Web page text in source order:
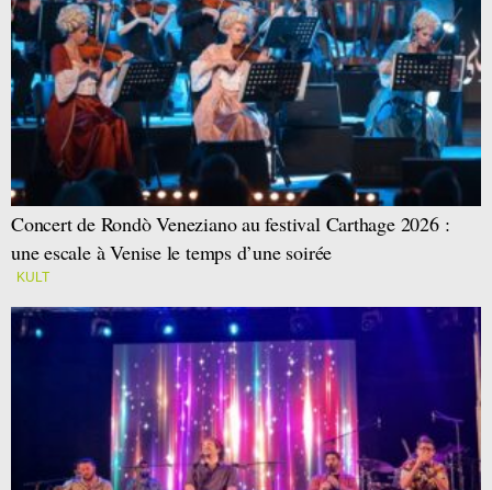
Concert de Rondò Veneziano au festival Carthage 2026 :
une escale à Venise le temps d’une soirée
KULT